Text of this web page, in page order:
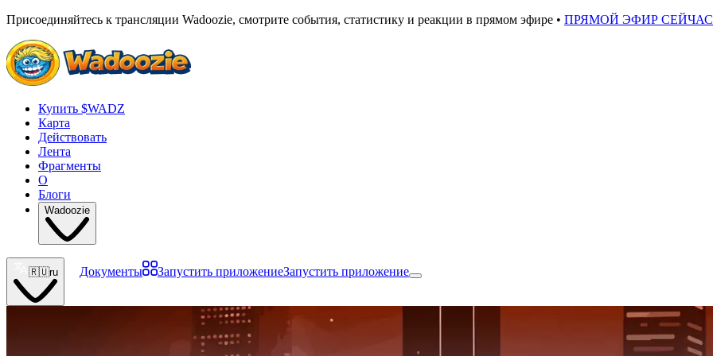
Присоединяйтесь к трансляции Wadoozie, смотрите события, статистику и реакции в прямом эфире • ПРЯМОЙ ЭФИР
Купить $WADZ
Карта
Действовать
Лента
Фрагменты
О
Блоги
Wadoozie
🇷🇺ru Документы Запустить приложениеЗапустить приложение